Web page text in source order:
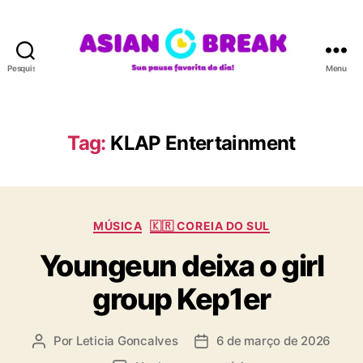
Pesquisar
A
N
R
A
Menu
Tag: KLAP Entertainment
C
t
e
g
o
MÚSICA 🇰🇷 COREIA DO SUL
Youngeun deixa o girl
group Kep1er
A Por Leticia Goncalves
D 6 de março de 2026